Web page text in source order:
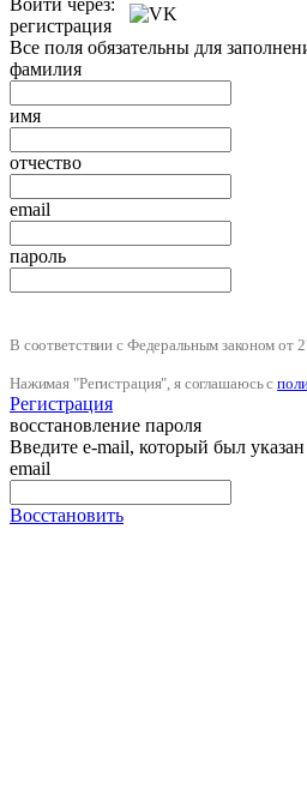
Войти через:
регистрация
Все поля обязательны для
фамилия
имя
отчество
email
пароль
В соответствии с Федеральным законом
Нажимая "Регистрация", я соглашаюсь с
Регистрация
восстановление пароля
Введите e-mail, который был
email
Восстановить